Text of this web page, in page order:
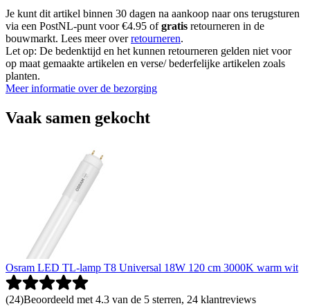
Je kunt dit artikel binnen 30 dagen na aankoop naar ons terugsturen
via een PostNL-punt voor €4.95 ofgratis retourneren in de
bouwmarkt. Lees meer overretourneren.
Let op: De bedenktijd en het kunnen retourneren gelden niet voor
op maat gemaakte artikelen en verse/ bederfelijke artikelen zoals
planten.
Meer informatie over de bezorging
Vaak samen gekocht
Osram LED TL-lamp T8 Universal 18W 120 cm 3000K warm wit
(24)Beoordeeld met 4.3 van de 5 sterren, 24 klantreviews